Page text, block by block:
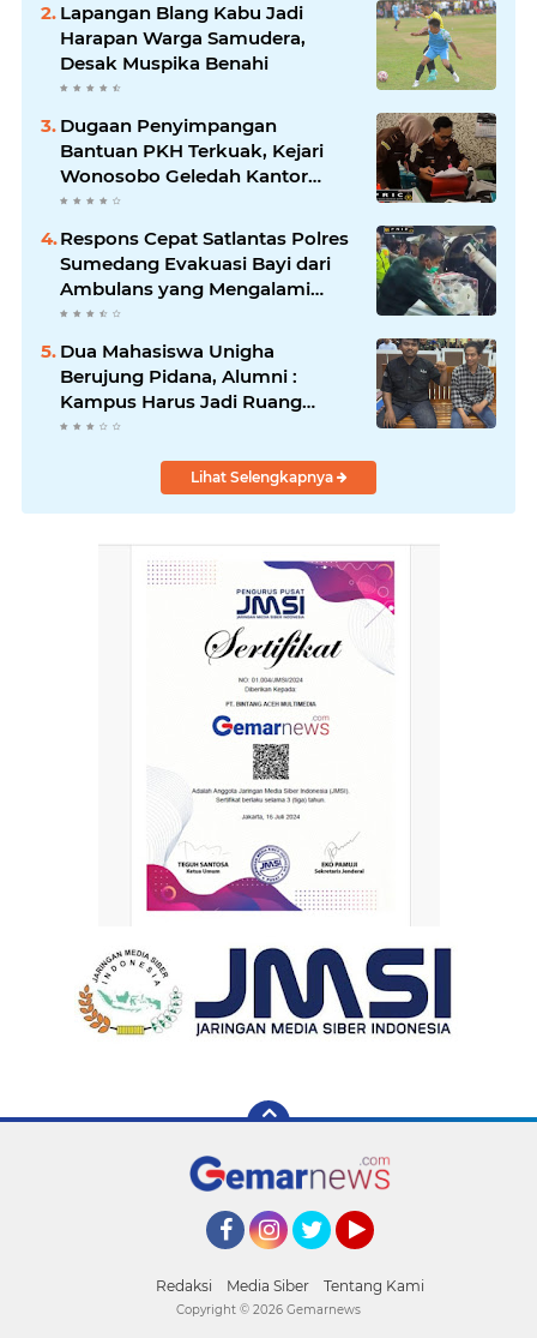
Lapangan Blang Kabu Jadi
Harapan Warga Samudera,
Desak Muspika Benahi
Dugaan Penyimpangan
Bantuan PKH Terkuak, Kejari
Wonosobo Geledah Kantor
Dinas Sosial.
Respons Cepat Satlantas Polres
Sumedang Evakuasi Bayi dari
Ambulans yang Mengalami
Kecelakaan.
Dua Mahasiswa Unigha
Berujung Pidana, Alumni :
Kampus Harus Jadi Ruang
Dialog Bukan Ruang Hakimi
Lihat Selengkapnya
Redaksi Media Siber Tentang Kami
Copyright © 2026 Gemarnews